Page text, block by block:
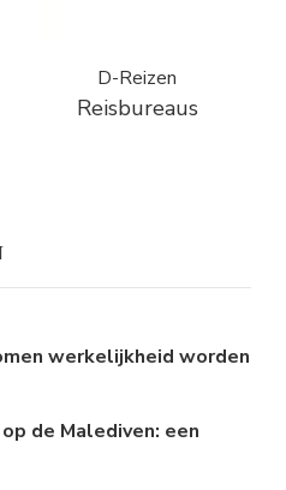
D-Reizen
Reisbureaus
werkelijkheid worden
de Malediven: een